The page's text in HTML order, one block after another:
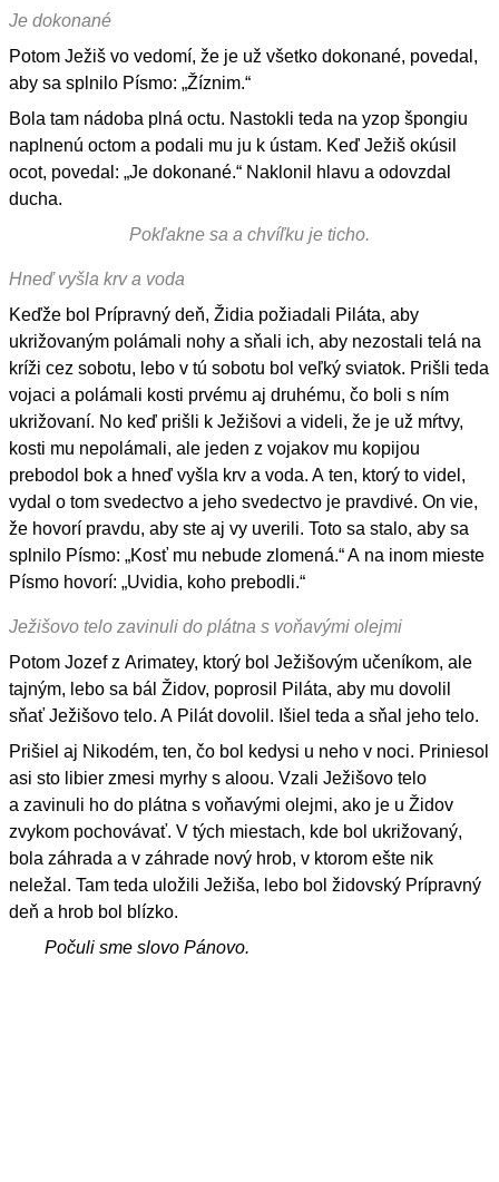
Je dokonané
Potom Ježiš vo vedomí, že je už všetko dokonané, povedal,
aby sa splnilo Písmo: „Žíznim.“
Bola tam nádoba plná octu. Nastokli teda na yzop špongiu
naplnenú octom a podali mu ju k ústam. Keď Ježiš okúsil
ocot, povedal: „Je dokonané.“ Naklonil hlavu a odovzdal
ducha.
Pokľakne sa a chvíľku je ticho.
Hneď vyšla krv a voda
Keďže bol Prípravný deň, Židia požiadali Piláta, aby
ukrižovaným polámali nohy a sňali ich, aby nezostali telá na
kríži cez sobotu, lebo v tú sobotu bol veľký sviatok. Prišli teda
vojaci a polámali kosti prvému aj druhému, čo boli s ním
ukrižovaní. No keď prišli k Ježišovi a videli, že je už mŕtvy,
kosti mu nepolámali, ale jeden z vojakov mu kopijou
prebodol bok a hneď vyšla krv a voda. A ten, ktorý to videl,
vydal o tom svedectvo a jeho svedectvo je pravdivé. On vie,
že hovorí pravdu, aby ste aj vy uverili. Toto sa stalo, aby sa
splnilo Písmo: „Kosť mu nebude zlomená.“ A na inom mieste
Písmo hovorí: „Uvidia, koho prebodli.“
Ježišovo telo zavinuli do plátna s voňavými olejmi
Potom Jozef z Arimatey, ktorý bol Ježišovým učeníkom, ale
tajným, lebo sa bál Židov, poprosil Piláta, aby mu dovolil
sňať Ježišovo telo. A Pilát dovolil. Išiel teda a sňal jeho telo.
Prišiel aj Nikodém, ten, čo bol kedysi u neho v noci. Priniesol
asi sto libier zmesi myrhy s aloou. Vzali Ježišovo telo
a zavinuli ho do plátna s voňavými olejmi, ako je u Židov
zvykom pochovávať. V tých miestach, kde bol ukrižovaný,
bola záhrada a v záhrade nový hrob, v ktorom ešte nik
neležal. Tam teda uložili Ježiša, lebo bol židovský Prípravný
deň a hrob bol blízko.
Počuli sme slovo Pánovo.